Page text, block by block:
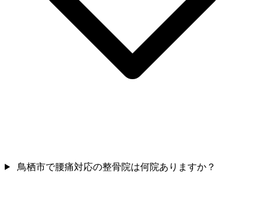
鳥栖市で腰痛対応の整骨院は何院ありますか？